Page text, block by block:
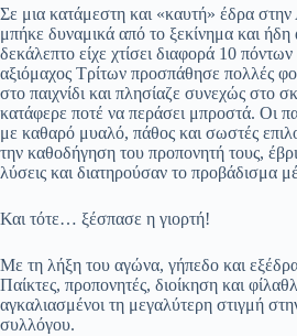
Σε μια κατάμεστη και «καυτή» έδρα
μπήκε δυναμικά από το ξεκίνημα και
δεκάλεπτο είχε χτίσει διαφορά 10
αξιόμαχος Τρίτων προσπάθησε πολλές
στο παιχνίδι και πλησίαζε συνεχώς στο
κατάφερε ποτέ να περάσει μπροστά. Οι
με καθαρό μυαλό, πάθος και σωστές
την καθοδήγηση του προπονητή τους,
λύσεις και διατηρούσαν το προβάδισμα
Και τότε… ξέσπασε η γιορτή!
Με τη λήξη του αγώνα, γήπεδο και εξέδρα
Παίκτες, προπονητές, διοίκηση και
αγκαλιασμένοι τη μεγαλύτερη στιγμή
συλλόγου.